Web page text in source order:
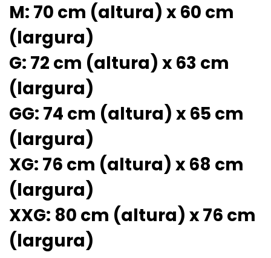
M: 70 cm (altura) x 60 cm
(largura)
G: 72 cm (altura) x 63 cm
(largura)
GG: 74 cm (altura) x 65 cm
(largura)
XG: 76 cm (altura) x 68 cm
(largura)
XXG: 80 cm (altura) x 76 cm
(largura)